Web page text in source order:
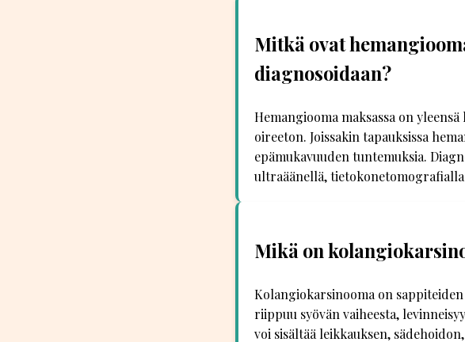
Mitkä ovat
diagnosoidaan?
Hemangiooma maksassa on
oireeton. Joissakin tapauksissa
epämukavuuden tuntemuksia.
ultraäänellä,
Mikä on
Kolangiokarsinooma on
riippuu syövän vaiheesta,
voi sisältää leikkauksen,